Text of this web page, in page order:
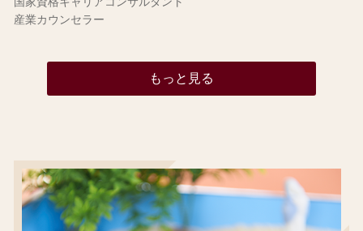
産業カウンセラー
もっと見る